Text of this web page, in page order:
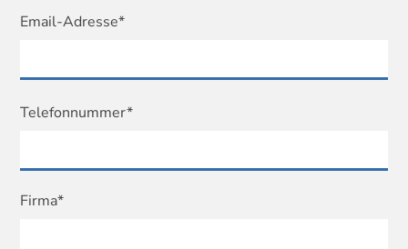
Email-Adresse*
Telefonnummer*
Firma*